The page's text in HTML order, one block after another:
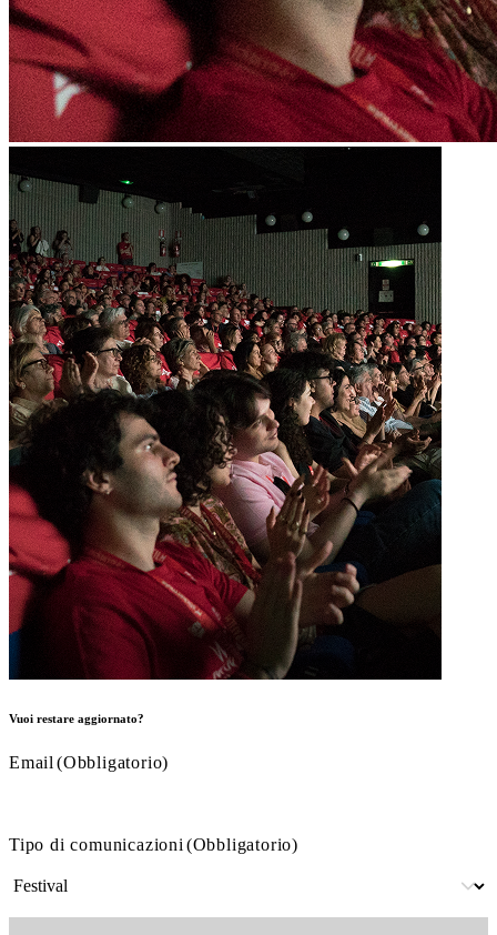
Vuoi restare aggiornato?
Email (Obbligatorio)
Tipo di comunicazioni (Obbligatorio)